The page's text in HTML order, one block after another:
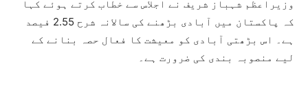
وزیراعظم شہباز شریف نے اجلاس سے خطاب کرتے ہوئے کہا
کہ پاکستان میں آبادی بڑھنے کی سالانہ شرح 2.55 فیصد
ہے۔ اس بڑھتی آبادی کو معیشت کا فعال حصہ بنانے کے
لیے منصوبہ بندی کی ضرورت ہے۔